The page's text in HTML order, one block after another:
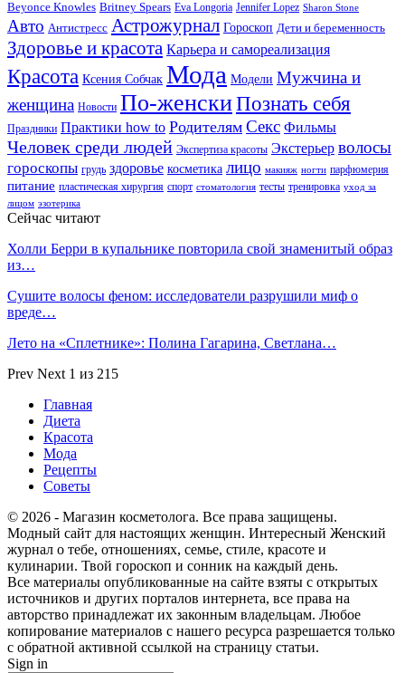
Beyonce Knowles Britney Spears Eva Longoria Jennifer Lopez Sharon Stone
Авто Антистресс Астрожурнал Гороскоп Дети и беременность
Здоровье и красота Карьера и самореализация
Красота Ксения Собчак Мода Модели Мужчина и
женщина Новости По-женскиПознать себя
Праздники Практики how to Родителям Секс Фильмы
Человек среди людей Экспертиза красоты Экстерьер волосы
гороскопы грудь здоровье косметика лицо макияж ногти парфюмерия
питание пластическая хирургия спорт стоматология тесты тренировка уход за
лицом эзотерика
Сейчас читают
Холли Берри в купальнике повторила свой знаменитый образ
из…
Сушите волосы феном: исследователи разрушили миф о
вреде…
Лето на «Сплетнике»: Полина Гагарина, Светлана…
Prev Next 1 из 215
Главная
Диета
Красота
Мода
Рецепты
Советы
© 2026 - Магазин косметолога. Все права защищены.
Модный сайт для настоящих женщин. Интересный Женский
журнал о тебе, отношениях, семье, стиле, красоте и
кулинарии. Твой гороскоп и сонник на каждый день.
Все материалы опубликованные на сайте взяты с открытых
источников и других порталов интернета, все права на
авторство принадлежат их законным владельцам. Любое
копирование материалов с нашего ресурса разрешается только
с обратной активной ссылкой на страницу статьи.
Sign in